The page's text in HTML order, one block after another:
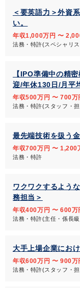
＜要英語力＞外資
い。
年収1,000万円 〜
法務・特許(スペシャリ
【IPO準備中の精
迎/年休130日/月平
年収500万円 〜 700万
法務・特許(スタッフ・
最先端技術を扱う
年収700万円 〜 1,200
法務・特許
ワクワクするよう
務担当＞
年収400万円 〜 600万
法務・特許(主任・係長
大手上場企業にお
年収600万円 〜 900万
法務・特許(スタッフ・